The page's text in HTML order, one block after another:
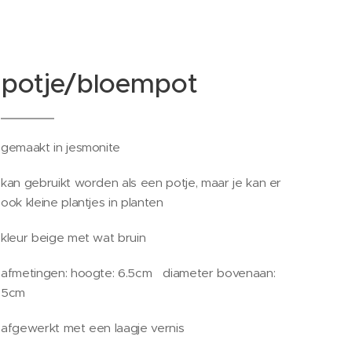
potje/bloempot
gemaakt in jesmonite
kan gebruikt worden als een potje, maar je kan er
ook kleine plantjes in planten
kleur beige met wat bruin
afmetingen: hoogte: 6.5cm diameter bovenaan:
5cm
afgewerkt met een laagje vernis